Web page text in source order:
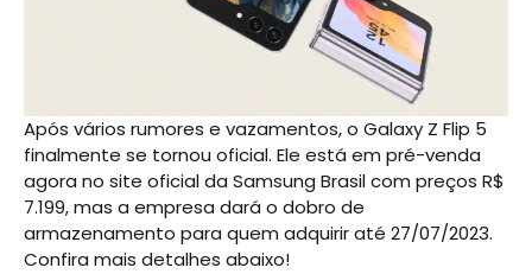
Após vários rumores e vazamentos, o Galaxy Z Flip 5
finalmente se tornou oficial. Ele está em pré-venda
agora no site oficial da Samsung Brasil com preços R$
7.199, mas a empresa dará o dobro de
armazenamento para quem adquirir até 27/07/2023.
Confira mais detalhes abaixo!